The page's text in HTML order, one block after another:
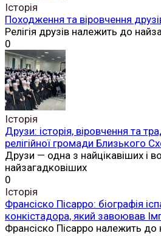
Історія
Походження та віровчення
Релігія друзів належить до
0
Історія
Друзи: історія, віровчення та
релігійної громади Близького
Друзи — одна з найцікавіших і
найзагадковіших
0
Історія
Франсіско Пісарро: біографія
конкістадора, який завоював
Франсіско Пісарро належить до